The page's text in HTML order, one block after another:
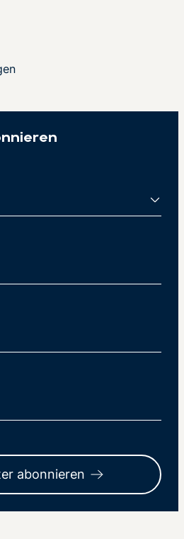
abonnieren